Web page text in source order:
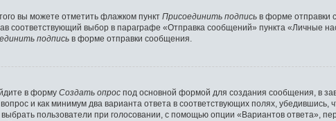
вы можете отметить флажком пункт Присоединить подпись в форме отправки
выбор в параграфе «Отправка сообщений» пункта «Личные
подпись в форме отправки сообщения.
в форму Создать опрос под основной формой для создания сообщения, в
и как минимум два варианта ответа в соответствующих полях, убедившись,
пользователи при голосовании, с помощью опции «Вариантов ответа»,